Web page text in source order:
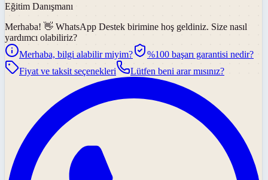
Eğitim Danışmanı
Merhaba! 👋 WhatsApp Destek birimine hoş geldiniz. Size nasıl
yardımcı olabiliriz?
Merhaba, bilgi alabilir miyim?
%100 başarı garantisi nedir?
Fiyat ve taksit seçenekleri
Lütfen beni arar mısınız?